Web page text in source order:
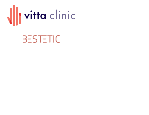
Skip
to
content
Calitatea
in
medicina
este